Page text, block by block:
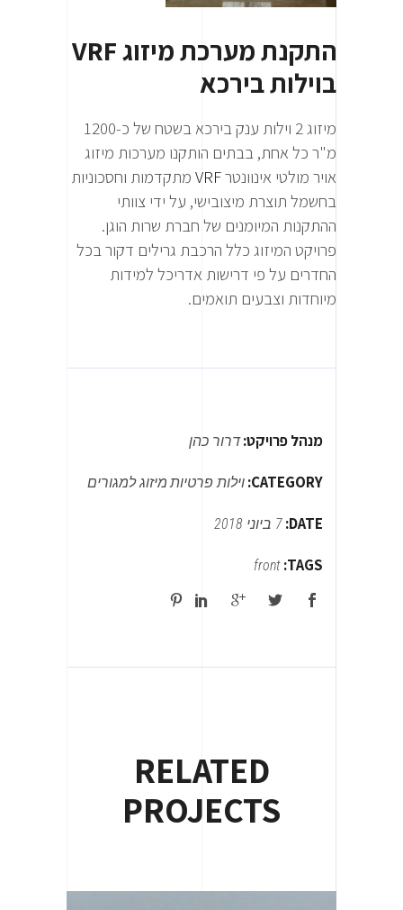
התקנת מערכת מיזוג VRF
בוילות בירכא
מיזוג 2 וילות ענק בירכא בשטח של כ-1200
מ"ר כל אחת, בבתים הותקנו מערכות מיזוג
אויר מולטי אינוונטרVRF מתקדמות וחסכוניות
בחשמל תוצרת מיצובישי, על ידי צוותי
ההתקנות המיומנים של חברת שרות הוגן.
פרויקט המיזוג כלל הרכבת גרילים דקור בכל
החדרים על פי דרישות אדריכל למידות
מיוחדות וצבעים תואמים.
מנהל פרויקט: דרור כהן
CATEGORY: וילות פרטיות מיזוג למגורים
DATE: 7 ביוני 2018
TAGS:
front
RELATED
PROJECTS